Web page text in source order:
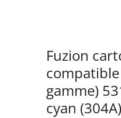
Fuzion
gamme)
cyan (304A)